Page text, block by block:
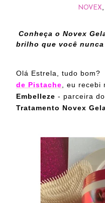
NOVEX
Conheça o Novex
brilho que você
Olá Estrela, tudo bom?
de Pistache , eu recebi
Embelleze - parceira
Tratamento Novex